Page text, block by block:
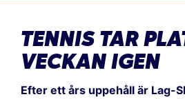
TENNIS TAR
VECKAN IGEN
Efter ett års uppehåll är Lag-